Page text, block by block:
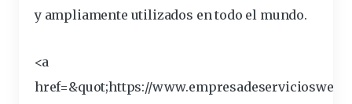
y ampliamente utilizados en todo el mundo.
<a
href=&quot;https://